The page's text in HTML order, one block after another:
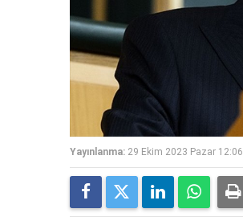
Yayınlanma: 29 Ekim 2023 Pazar 12:06